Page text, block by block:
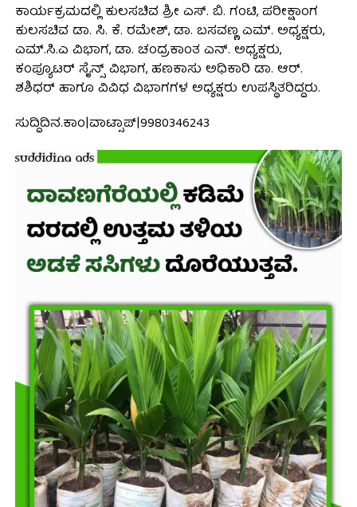
ಕಾರ್ಯಕ್ರಮದಲ್ಲಿ ಕುಲಸಚಿವ ಶ್ರೀ ಎಸ್. ಬಿ. ಗಂಟಿ, ಪರೀಕ್ಷಾಂಗ
ಕುಲಸಚಿವ ಡಾ. ಸಿ. ಕೆ. ರಮೇಶ್, ಡಾ. ಬಸವಣ್ಣ ಎಮ್. ಅಧ್ಯಕ್ಷರು,
ಎಮ್.ಸಿ.ಎ ವಿಭಾಗ, ಡಾ. ಚಂದ್ರಕಾಂತ ಎನ್. ಅಧ್ಯಕ್ಷರು,
ಕಂಪ್ಯೂಟರ್ ಸೈನ್ಸ್ ವಿಭಾಗ, ಹಣಕಾಸು ಅಧಿಕಾರಿ ಡಾ. ಆರ್.
ಶಶಿಧರ್ ಹಾಗೂ ವಿವಿಧ ವಿಭಾಗಗಳ ಅಧ್ಯಕ್ಷರು ಉಪಸ್ಥಿತರಿದ್ದರು.
ಸುದ್ದಿದಿನ.ಕಾಂ|ವಾಟ್ಸಾಪ್|9980346243